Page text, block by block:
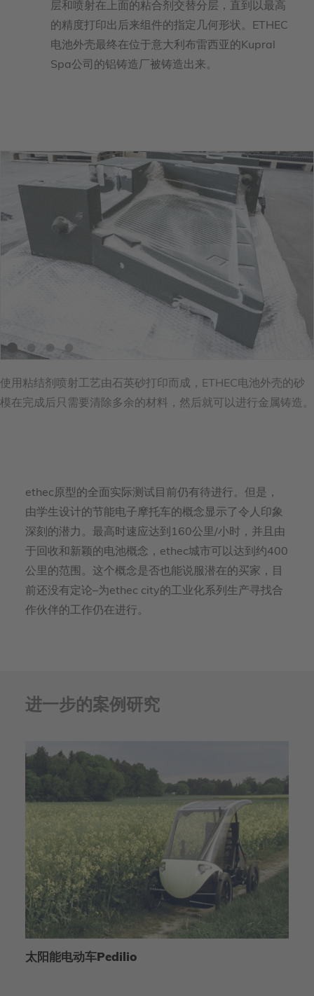
层和喷射在上面的粘合剂交替分层，直到以最高
的精度打印出后来组件的指定几何形状。ETHEC
电池外壳最终在位于意大利布雷西亚的Kupral
Spa公司的铝铸造厂被铸造出来。
使用粘结剂喷射工艺由石英砂打印而成，ETHEC电池外壳的砂
模在完成后只需要清除多余的材料，然后就可以进行金属铸造。
ethec原型的全面实际测试目前仍有待进行。但是，
由学生设计的节能电子摩托车的概念显示了令人印象
深刻的潜力。最高时速应达到160公里/小时，并且由
于回收和新颖的电池概念，ethec城市可以达到约400
公里的范围。这个概念是否也能说服潜在的买家，目
前还没有定论–为ethec city的工业化系列生产寻找合
作伙伴的工作仍在进行。
进一步的案例研究
太阳能电动车Pedilio